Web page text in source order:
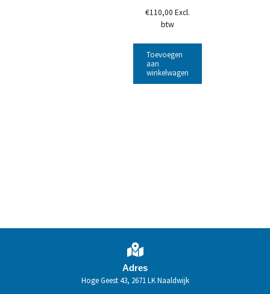
€110,00 Excl.
btw
Toevoegen
aan
winkelwagen
Adres
Hoge Geest 43, 2671 LK Naaldwijk